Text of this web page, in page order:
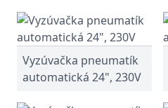
Vyzúvačka pneumatík
automatická 24", 230V